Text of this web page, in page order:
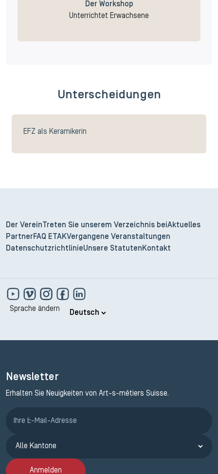
Der Workshop
Unterrichtet Erwachsene
Unterscheidungen
EFZ als Keramikerin
Der Verein Treten Sie unserem Verzeichnis beiAktuelles
Partner FAQ ETAKVergangene Veranstaltungen
DatenschutzrichtlinieUnsere Statuten Kontakt
Sprache ändern
Newsletter
Erhalten Sie Neuigkeiten von Art-s-métiers Suisse.
Anmelden